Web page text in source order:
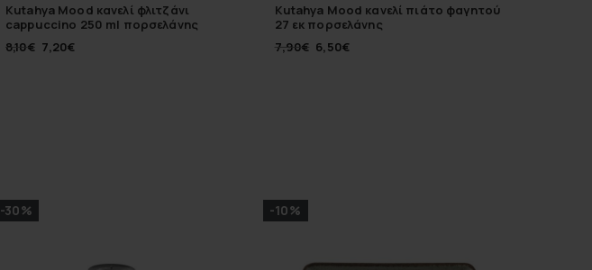
Kutahya Mood κανελί φλιτζάνι
cappuccino 250 ml πορσελάνης
8,10€ 7,20€
Kutahya Mood κανελί πιάτο φαγητού
27 εκ πορσελάνης
7,90€ 6,50€
-30% -10%